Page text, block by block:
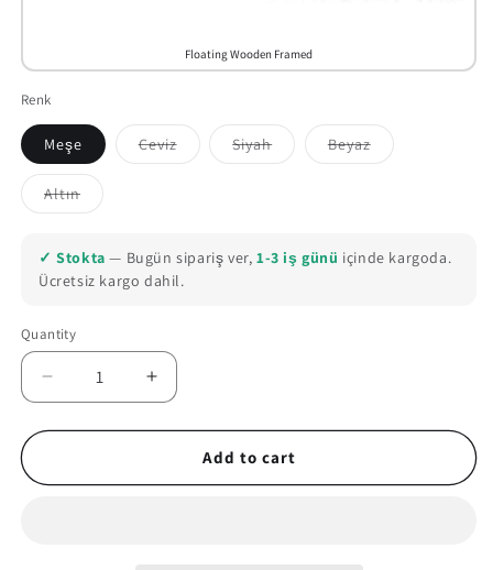
Floating Wooden Framed
Renk
Meşe Ceviz
Variant
Siyah
Variant
Beyaz
Variant
Altın
Variant
or
unavailable
✓ Stokta — Bugün sipariş ver,1-3 iş günü içinde kargoda.
Ücretsiz kargo dahil.
Quantity
Quantity
Decrease
quantity
for
Witcher
Increase
quantity
for
Add to cart